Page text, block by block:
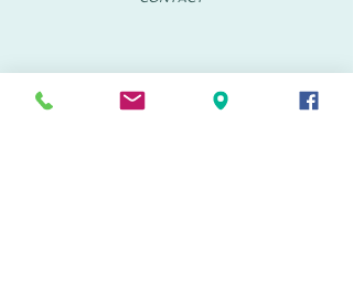
© 2018 PACHUS Espagne-Mexique